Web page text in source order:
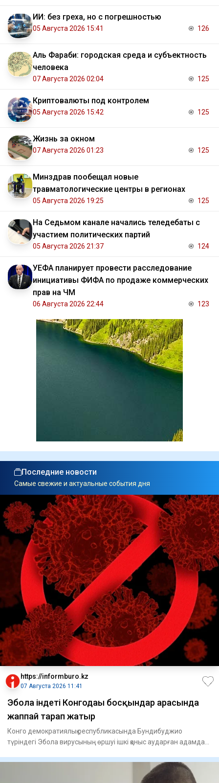
ИИ: без греха, но с погрешностью
05 Августа 2026 15:41 126
Аль Фараби: городская среда и субъектность
человека
07 Августа 2026 02:04 125
Криптовалюты под контролем
05 Августа 2026 15:42 125
Жизнь за окном
07 Августа 2026 01:23 125
Минздрав пообещал новые
травматологические центры в регионах
05 Августа 2026 19:25 125
На Седьмом канале начались теледебаты с
участием политических партий
05 Августа 2026 21:37 124
УЕФА планирует провести расследование
инициативы ФИФА по продаже коммерческих
прав на ЧМ
06 Августа 2026 22:44 123
Последние новости
Самые свежие и актуальные события дня
https://informburo.kz
07 Августа 2026 11:41
Эбола індеті Конгодағы босқындар арасында
жаппай тарап жатыр
Конго демократиялық республикасында Бундибуджио
түріндегі Эбола вирусының өршуі ішкі қоныс аударған адамдар